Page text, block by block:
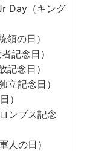
Day（キング
の日）
記念日）
念日）
記念日）
）
ンブス記念
人の日）